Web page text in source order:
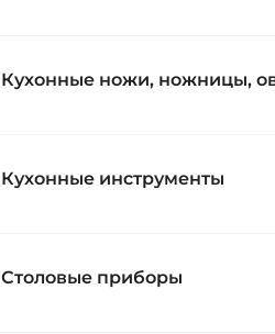
Кухонные ножи, ножницы,
Кухонные инструменты
Столовые приборы